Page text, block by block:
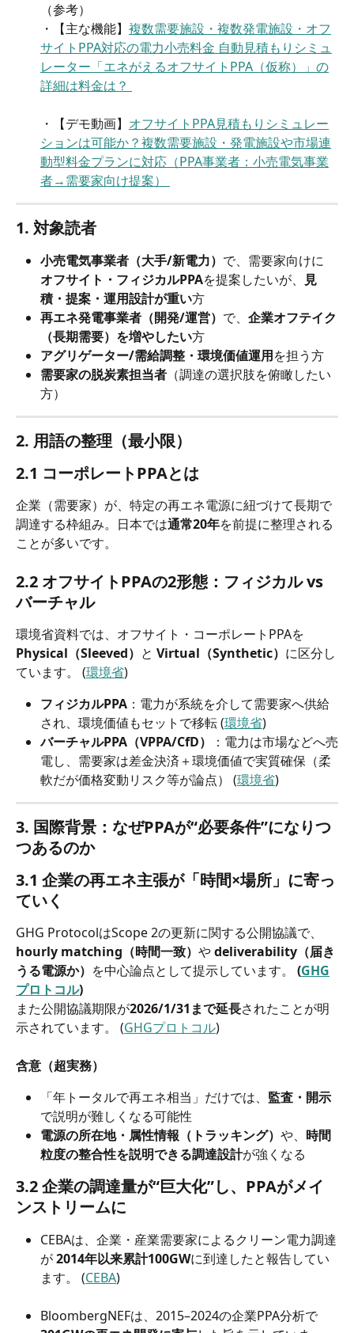
（参考）
・【主な機能】 複数需要施設・複数発電施設・オフ
サイトPPA対応の電力小売料金 自動見積もりシミュ
レーター「エネがえるオフサイトPPA（仮称）」の
詳細は料金は？
・【デモ動画】 オフサイトPPA見積もりシミュレー
ションは可能か？複数需要施設・発電施設や市場連
動型料金プランに対応（PPA事業者：小売電気事業
者→需要家向け提案）
1. 対象読者
小売電気事業者（大手/新電力） で、需要家向けに
オフサイト・フィジカルPPAを提案したいが、
見
積・提案・運用設計が重い方
再エネ発電事業者（開発/運営） で、 企業オフテイク
（長期需要）を増やしたい方
アグリゲーター/需給調整・環境価値運用を担う方
需要家の脱炭素担当者 （調達の選択肢を俯瞰したい
方）
2. 用語の整理（最小限）
2.1 コーポレートPPAとは
企業（需要家）が、特定の再エネ電源に紐づけて長期で
調達する枠組み。日本では通常20年を前提に整理される
ことが多いです。
2.2 オフサイトPPAの2形態：フィジカル vs
バーチャル
環境省資料では、オフサイト・コーポレートPPAを
Physical（Sleeved） と Virtual（Synthetic） に区分し
ています。 (環境省)
フィジカルPPA ：電力が系統を介して需要家へ供給
され、環境価値もセットで移転 (環境省)
バーチャルPPA（VPPA/CfD）
：電力は市場などへ売
電し、需要家は差金決済＋環境価値で実質確保（柔
軟だが価格変動リスク等が論点） (環境省)
3. 国際背景：なぜPPAが“必要条件”になりつ
つあるのか
3.1 企業の再エネ主張が「時間×場所」に寄っ
ていく
GHG ProtocolはScope 2の更新に関する公開協議で、
hourly matching（時間一致） や deliverability（届き
うる電源か） を中心論点として提示しています。 (GHG
プロトコル)
また公開協議期限が2026/1/31まで延長されたことが明
示されています。 (GHGプロトコル)
含意（超実務）
「年トータルで再エネ相当」だけでは、 監査・開示
で説明が難しくなる可能性
電源の所在地・属性情報（トラッキング） や、 時間
粒度の整合性を説明できる調達設計が強くなる
3.2 企業の調達量が“巨大化”し、PPAがメイ
ンストリームに
CEBAは、企業・産業需要家によるクリーン電力調達
が 2014年以来累計100GWに到達したと報告してい
ます。 (CEBA)
BloombergNEFは、2015–2024の企業PPA分析で